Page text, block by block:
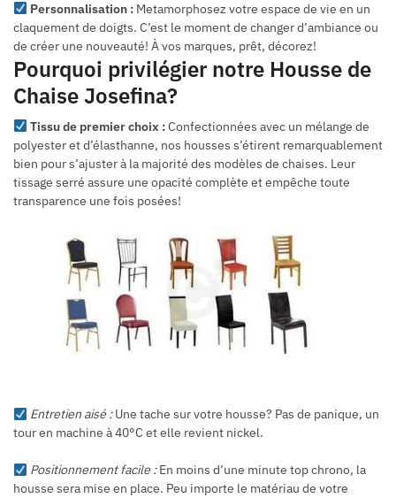
Personnalisation :Metamorphosez votre espace de vie en un
claquement de doigts. C’est le moment de changer d’ambiance ou
de créer une nouveauté! À vos marques, prêt, décorez!
Pourquoi privilégier notre Housse de
Chaise Josefina?
Tissu de premier choix :Confectionnées avec un mélange de
polyester et d’élasthanne, nos housses s’étirent remarquablement
bien pour s’ajuster à la majorité des modèles de chaises. Leur
tissage serré assure une opacité complète et empêche toute
transparence une fois posées!
Entretien aisé :Une tache sur votre housse? Pas de panique, un
tour en machine à 40°C et elle revient nickel.
Positionnement facile :En moins d’une minute top chrono, la
housse sera mise en place. Peu importe le matériau de votre